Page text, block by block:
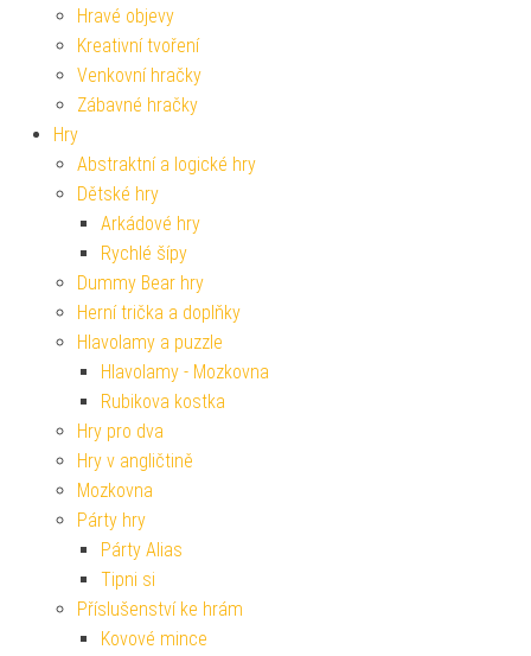
Hravé objevy
Kreativní tvoření
Venkovní hračky
Zábavné hračky
Hry
Abstraktní a logické hry
Dětské hry
Arkádové hry
Rychlé šípy
Dummy Bear hry
Herní trička a doplňky
Hlavolamy a puzzle
Hlavolamy - Mozkovna
Rubikova kostka
Hry pro dva
Hry v angličtině
Mozkovna
Párty hry
Párty Alias
Tipni si
Příslušenství ke hrám
Kovové mince